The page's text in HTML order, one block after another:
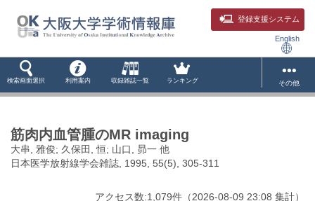
登録支援システム
English
検索画面選択 利用案内 収録雑誌一覧 ランキング その他
筋肉内血管腫のMR imaging
大串, 雅俊; 久保田, 恒; 山口, 昴一 他
日本医学放射線学会雑誌, 1995, 55(5), 305-311
アクセス数:1,079件 （2026-08-09 23:08 集計）